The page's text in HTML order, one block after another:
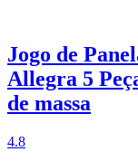
Jogo de
Allegra 5
de massa
4.8